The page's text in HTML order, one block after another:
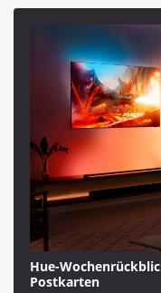
Hue-
Postkarten